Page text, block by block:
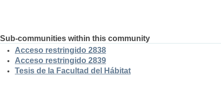
Sub-communities within this community
Acceso restringido 2838
Acceso restringido 2839
Tesis de la Facultad del Hábitat